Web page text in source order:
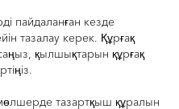
пайдаланған кезде
тазалау керек. Құрғақ
қылшықтарын құрғақ
.
тазартқыш құралын